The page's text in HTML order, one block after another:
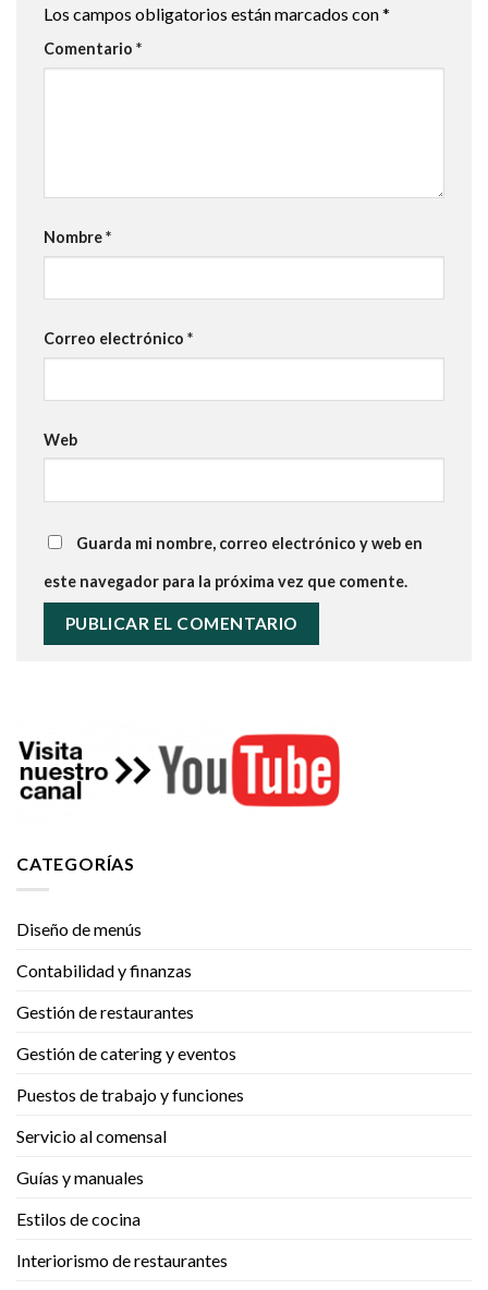
Los campos obligatorios están marcados con*
Comentario *
Nombre*
Correo electrónico *
Web
Guarda mi nombre, correo electrónico y web en
este navegador para la próxima vez que comente.
CATEGORÍAS
Diseño de menús
Contabilidad y finanzas
Gestión de restaurantes
Gestión de catering y eventos
Puestos de trabajo y funciones
Servicio al comensal
Guías y manuales
Estilos de cocina
Interiorismo de restaurantes